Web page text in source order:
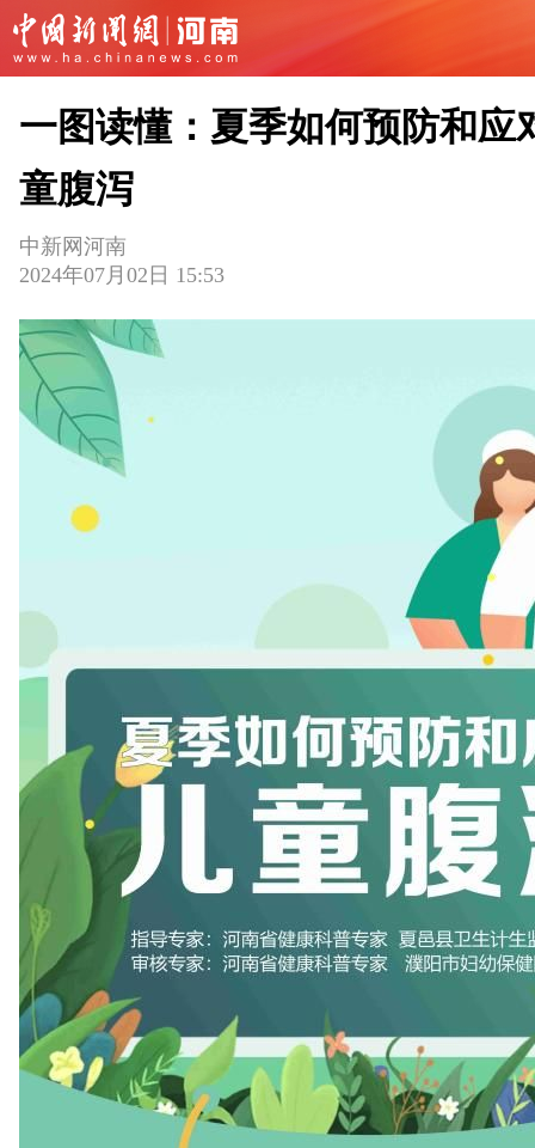
一图读懂：夏季如何预防和应
童腹泻
中新网河南
2024年07月02日 15:53